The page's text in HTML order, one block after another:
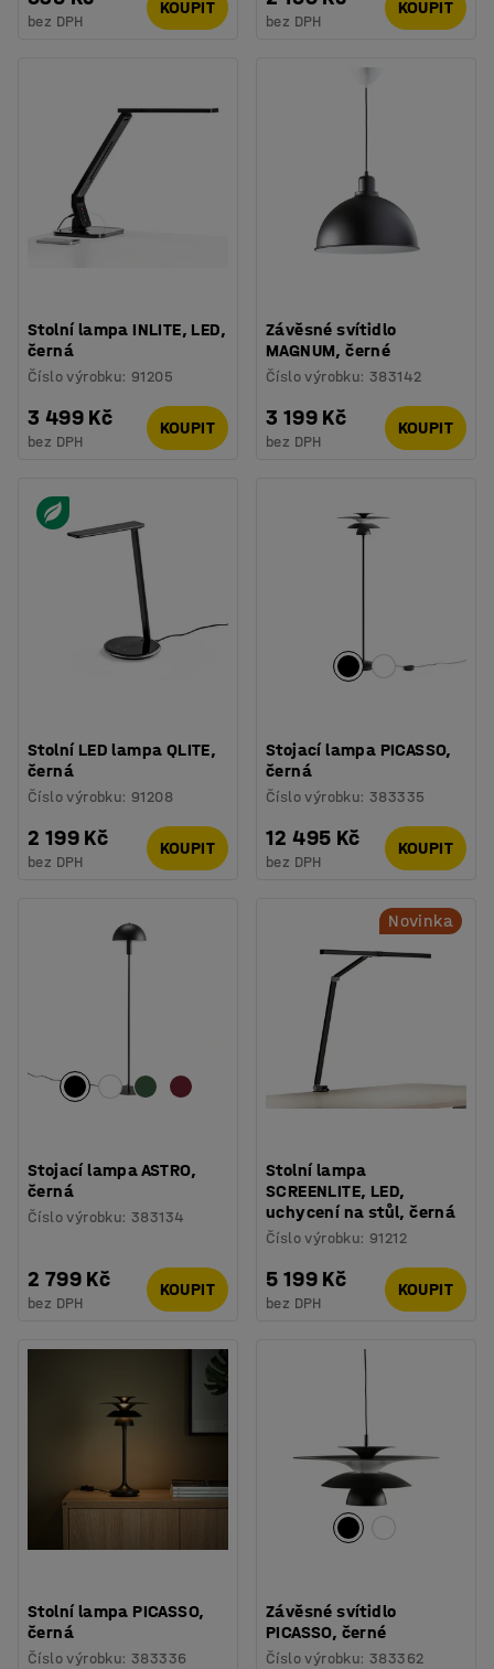
bez DPH
KOUPIT
bez DPH
KOUPIT
Stolní lampa INLITE, LED,
černá
Číslo výrobku: 91205
3 499 Kč
bez DPH
KOUPIT
Závěsné svítidlo
MAGNUM, černé
Číslo výrobku:383142
3 199 Kč
bez DPH
KOUPIT
Stolní LED lampa QLITE,
černá
Číslo výrobku: 91208
2 199 Kč
bez DPH
KOUPIT
Stojací lampa PICASSO,
černá
Číslo výrobku:383335
12 495 Kč
bez DPH
KOUPIT
Stojací lampa ASTRO,
černá
Číslo výrobku:383134
2 799 Kč
bez DPH
KOUPIT
Novinka
Stolní lampa
SCREENLITE, LED,
uchycení na stůl, černá
Číslo výrobku: 91212
5 199 Kč
bez DPH
KOUPIT
Stolní lampa PICASSO,
černá
Číslo výrobku:383336
Závěsné svítidlo
PICASSO, černé
Číslo výrobku:383362